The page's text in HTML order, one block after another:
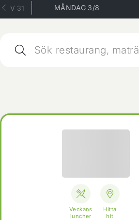
V 31 MÅNDAG 3/8
Veckans
luncher
Hitta
hit